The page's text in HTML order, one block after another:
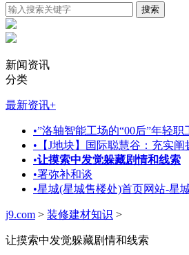
新闻资讯
分类
最新资讯+
•”洛轴智能工场的“00后”年轻职
• 【J地块】国际聪慧谷：充实
•让摸索中发觉躲藏剧情和线索
•署弥补和谈
•星城(星城售楼处)首页网站-星
j9.com > 装修建材知识 >
让摸索中发觉躲藏剧情和线索